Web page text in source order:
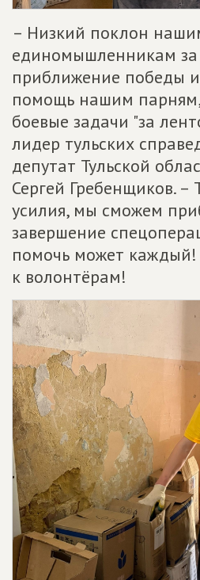
– Низкий поклон
единомышленникам за
приближение победы
помощь нашим
боевые задачи "за
лидер тульских
депутат Тульской
Сергей Гребенщиков. –
усилия, мы сможем
завершение
помочь может каждый!
к волонтёрам!